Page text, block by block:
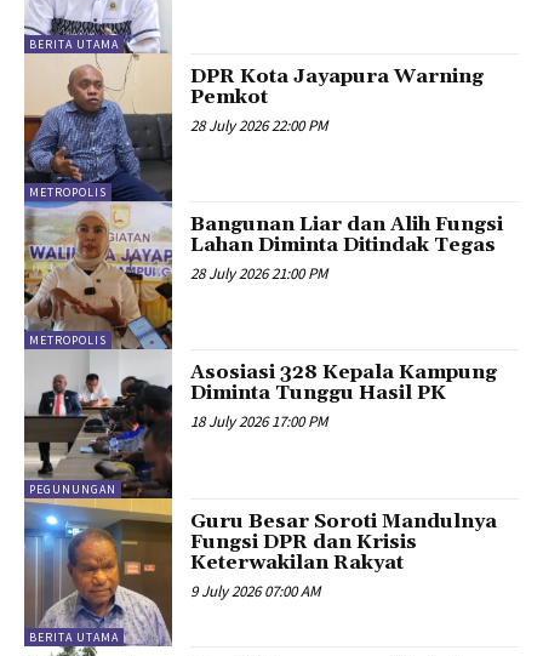
BERITA UTAMA
METROPOLIS
DPR Kota Jayapura Warning
Pemkot
28 July 2026 22:00 PM
METROPOLIS
Bangunan Liar dan Alih Fungsi
Lahan Diminta Ditindak Tegas
28 July 2026 21:00 PM
PEGUNUNGAN
Asosiasi 328 Kepala Kampung
Diminta Tunggu Hasil PK
18 July 2026 17:00 PM
BERITA UTAMA
Guru Besar Soroti Mandulnya
Fungsi DPR dan Krisis
Keterwakilan Rakyat
9 July 2026 07:00 AM